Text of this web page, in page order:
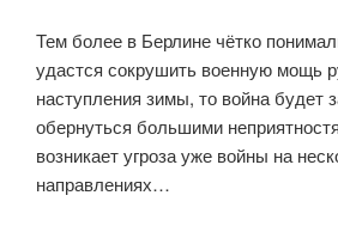
Тем более в Берлине чётко
удастся сокрушить военную мощь
наступления зимы, то война будет
обернуться большими
возникает угроза уже войны на
направлениях…